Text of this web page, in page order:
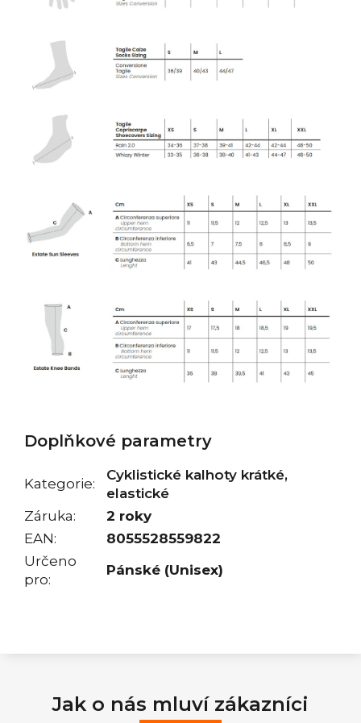
Doplňkové parametry
Kategorie:
Cyklistické kalhoty krátké,
elastické
Záruka:
2 roky
EAN:
8055528559822
Určeno
pro:
Pánské (Unisex)
Jak o nás mluví zákazníci